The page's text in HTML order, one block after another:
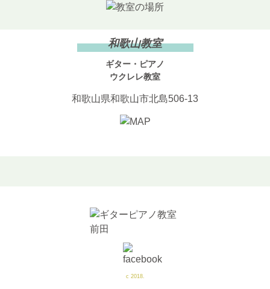
和歌山教室
ギター・ピアノ
ウクレレ教室
和歌山県和歌山市北島506-13
c 2018.